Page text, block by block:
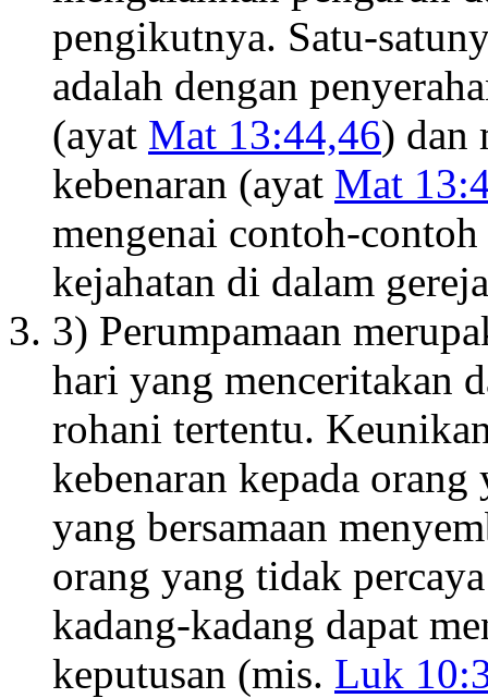
pengikutnya. Satu-
adalah dengan
(ayat Mat 13:44,46) dan
kebenaran (ayat Mat
mengenai contoh-
kejahatan di dalam
3) Perumpamaan
hari yang menceritakan
rohani tertentu.
kebenaran kepada orang
yang bersamaan
orang yang tidak
kadang-kadang dapat
keputusan (mis. Luk